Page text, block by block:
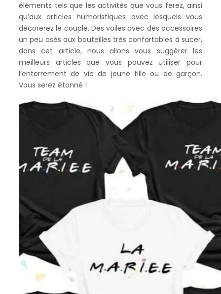
éléments tels que les activités que vous ferez, ainsi
qu’aux articles humoristiques avec lesquels vous
décorerez le couple. Des voiles avec des accessoires
un peu osés aux bouteilles très confortables à sucer,
dans cet article, nous allons vous suggérer les
meilleurs articles que vous pouvez utiliser pour
l’enterrement de vie de jeune fille ou de garçon.
Vous serez étonné !